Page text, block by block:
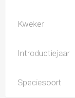
Kweker
Introductiejaar
Speciesoort